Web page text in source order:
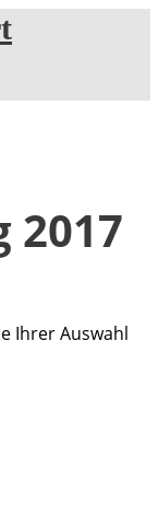
2017
Ihrer Auswahl